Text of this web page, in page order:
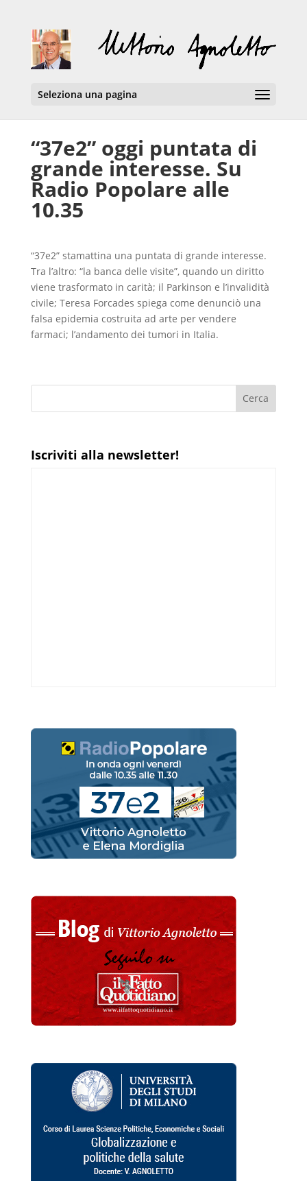
Seleziona una pagina
“37e2” oggi puntata di
grande interesse. Su
Radio Popolare alle
10.35
“37e2” stamattina una puntata di grande interesse.
Tra l’altro: “la banca delle visite”, quando un diritto
viene trasformato in carità; il Parkinson e l’invalidità
civile; Teresa Forcades spiega come denunciò una
falsa epidemia costruita ad arte per vendere
farmaci; l’andamento dei tumori in Italia.
Iscriviti alla newsletter!